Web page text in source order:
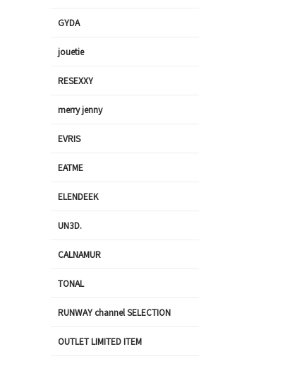
GYDA
jouetie
RESEXXY
merry jenny
EVRIS
EATME
ELENDEEK
UN3D.
CALNAMUR
TONAL
RUNWAY channel SELECTION
OUTLET LIMITED ITEM